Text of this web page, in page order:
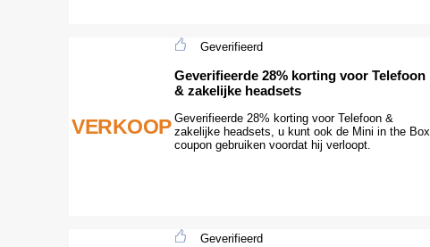
VERKOOP
Geverifieerd
Geverifieerde 28% korting voor Telefoon
& zakelijke headsets
Geverifieerde 28% korting voor Telefoon &
zakelijke headsets, u kunt ook de Mini in the Box
coupon gebruiken voordat hij verloopt.
Geverifieerd